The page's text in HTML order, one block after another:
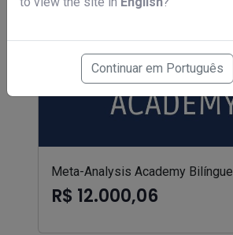
Continuar em Português
Meta-Analysis Academy Bilíngue
R$ 12.000,06